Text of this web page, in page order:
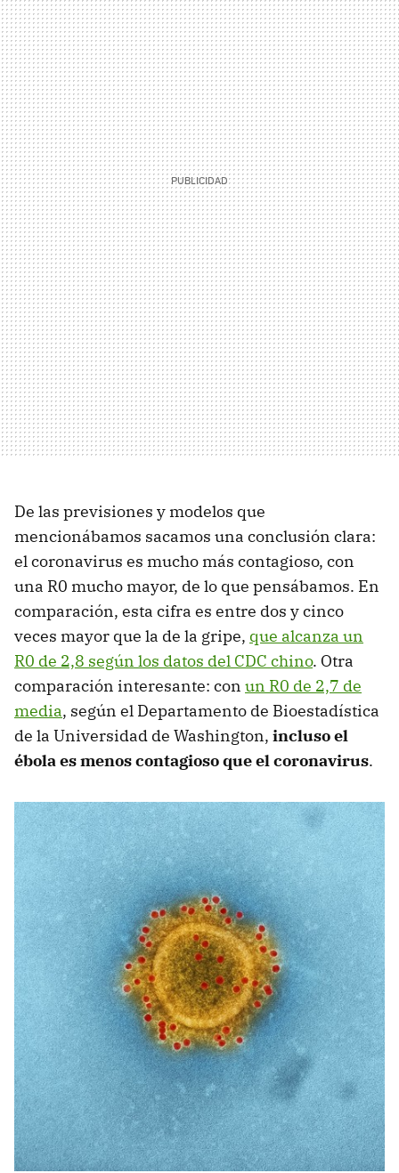
De las previsiones y modelos que
mencionábamos sacamos una conclusión clara:
el coronavirus es mucho más contagioso, con
una R0 mucho mayor, de lo que pensábamos. En
comparación, esta cifra es entre dos y cinco
veces mayor que la de la gripe, que alcanza un
R0 de 2,8 según los datos del CDC chino. Otra
comparación interesante: con un R0 de 2,7 de
media, según el Departamento de Bioestadística
de la Universidad de Washington, incluso el
ébola es menos contagioso que el coronavirus.